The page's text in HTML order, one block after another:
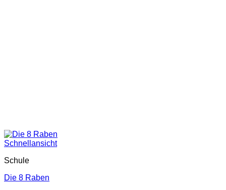
Schnellansicht
Schule
Die 8 Raben